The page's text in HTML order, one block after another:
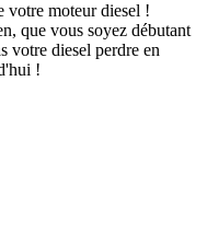
votre moteur diesel !
que vous soyez débutant
votre diesel perdre en
!